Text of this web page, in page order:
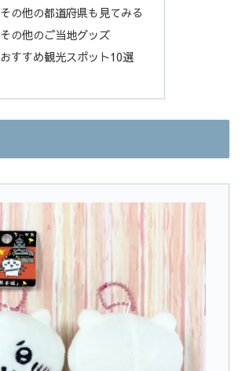
その他の都道府県も見てみる
その他のご当地グッズ
おすすめ観光スポット10選